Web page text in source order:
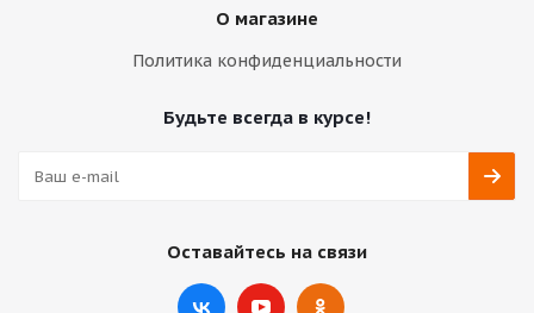
О магазине
Политика конфиденциальности
Будьте всегда в курсе!
Оставайтесь на связи